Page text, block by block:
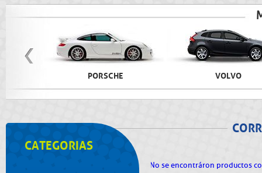
PORSCHE VOLVO
CATEGORIAS
No se encontráron productos